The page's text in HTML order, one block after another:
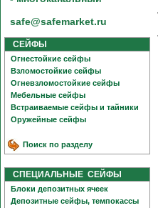
safe@safemarket.ru
СЕЙФЫ
Огнестойкие сейфы
Взломостойкие сейфы
Огневзломостойкие сейфы
Мебельные сейфы
Встраиваемые сейфы и тайники
Оружейные сейфы
Поиск по разделу
СПЕЦИАЛЬНЫЕ СЕЙФЫ
Блоки депозитных ячеек
Депозитные сейфы, темпокассы